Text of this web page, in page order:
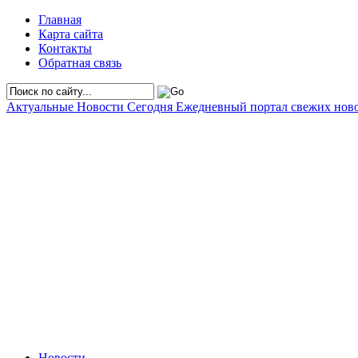
Главная
Карта сайта
Контакты
Обратная связь
Актуальные Новости Сегодня Ежедневный портал свежих